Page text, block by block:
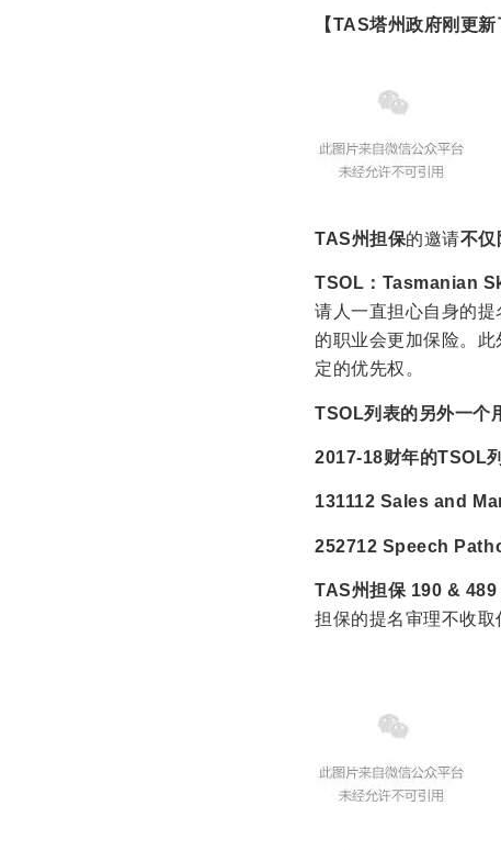
【TAS塔州政府刚更新
TAS州担保的邀请不仅
TSOL ： Tasmanian
请人一直担心自身的
的职业会更加保险。
定的优先权。
TSOL列表的另外一个
2017-18财年的TSOL
131112 Sales and
252712 Speech
TAS州担保 190 & 489
担保的提名审理不收取